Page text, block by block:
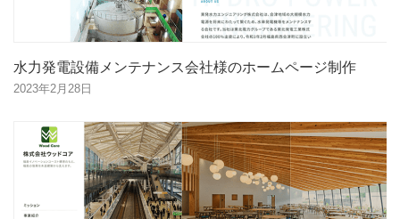
水力発電設備メンテナンス会社様のホームページ制作
2023年2月28日